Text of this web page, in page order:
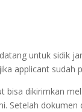
untuk sidik
applicant
dikirimkan
Setelah